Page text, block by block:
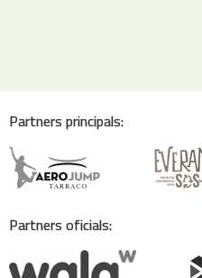
Partners principals:
Partners oficials: